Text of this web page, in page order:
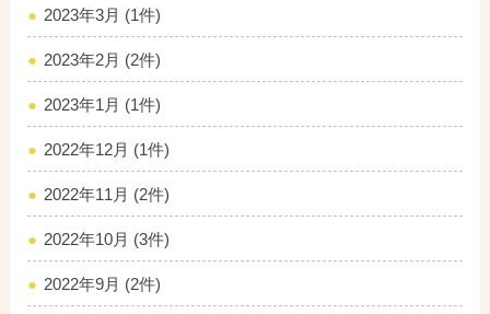
2023年3月 (1件)
2023年2月 (2件)
2023年1月 (1件)
2022年12月 (1件)
2022年11月 (2件)
2022年10月 (3件)
2022年9月 (2件)